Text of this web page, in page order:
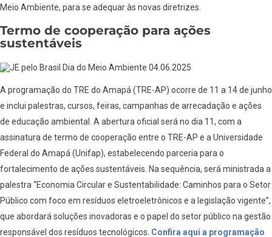
Meio Ambiente, para se adequar às novas diretrizes.
Termo de cooperação para ações
sustentáveis
A programação do TRE do Amapá (TRE-AP) ocorre de 11 a 14 de junho
e inclui palestras, cursos, feiras, campanhas de arrecadação e ações
de educação ambiental. A abertura oficial será no dia 11, com a
assinatura de termo de cooperação entre o TRE-AP e a Universidade
Federal do Amapá (Unifap), estabelecendo parceria para o
fortalecimento de ações sustentáveis. Na sequência, será ministrada a
palestra “Economia Circular e Sustentabilidade: Caminhos para o Setor
Público com foco em resíduos eletroeletrônicos e a legislação vigente”,
que abordará soluções inovadoras e o papel do setor público na gestão
responsável dos resíduos tecnológicos. Confira aqui a programação